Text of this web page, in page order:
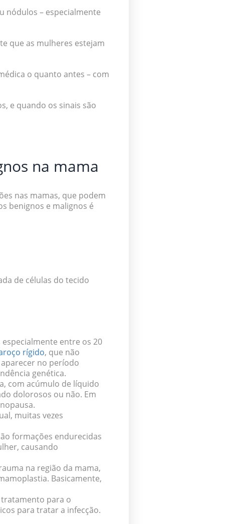
nódulos – especialmente
que as mulheres estejam
o quanto antes – com
e quando os sinais são
na mama
nas mamas, que podem
benignos e malignos é
de células do tecido
entre os 20
rígido, que não
no período
genética.
com acúmulo de líquido
dolorosos ou não. Em
muitas vezes
formações endurecidas
causando
na região da mama,
Basicamente,
para o
para tratar a infecção.